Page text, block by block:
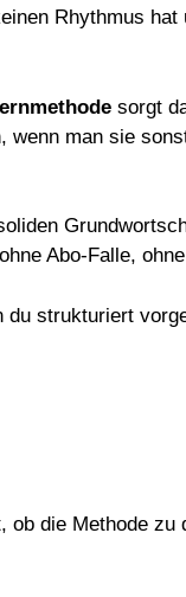
Rhythmus hat
sorgt
wenn man sie
Abo-Falle,
du strukturiert
ob die Methode zu